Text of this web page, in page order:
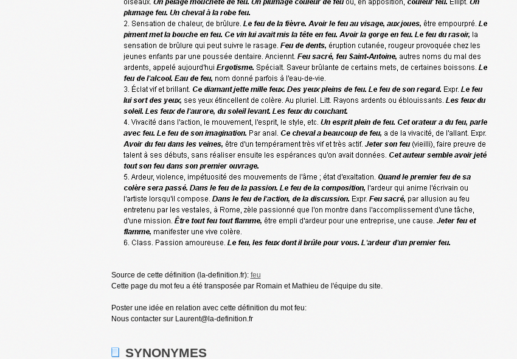
Source de cette définition (la-definition.fr): feu
Cette page du mot feu a été transposée par Romain et Mathieu de l'équipe du site.
Poster une idée en relation avec cette définition du mot feu:
Nous contacter sur Laurent@la-definition.fr
SYNONYMES